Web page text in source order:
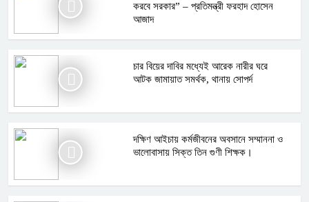
করবে সরকার” – প্রতিমন্ত্রী ফরহাদ হোসেন
আজাদ
চার বিয়ের দাবির মধ্যেই আরেক নারীর ঘরে
আটক জামায়াত সমর্থক, থানায় সোপর্দ
দক্ষিণ আইচায় কর্মজীবনের অবসানে সম্মাননা ও
ভালোবাসায় সিক্ত তিন গুণী শিক্ষক।